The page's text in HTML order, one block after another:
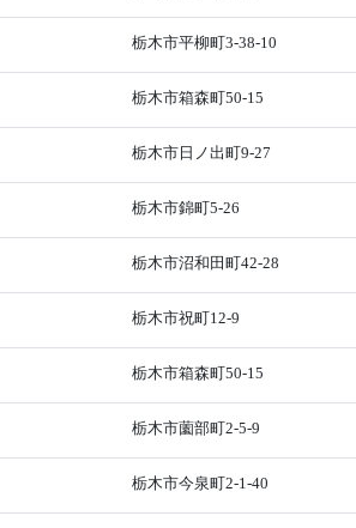
栃木市平柳町3-38-10
栃木市箱森町50-15
栃木市日ノ出町9-27
栃木市錦町5-26
栃木市沼和田町42-28
栃木市祝町12-9
栃木市箱森町50-15
栃木市薗部町2-5-9
栃木市今泉町2-1-40